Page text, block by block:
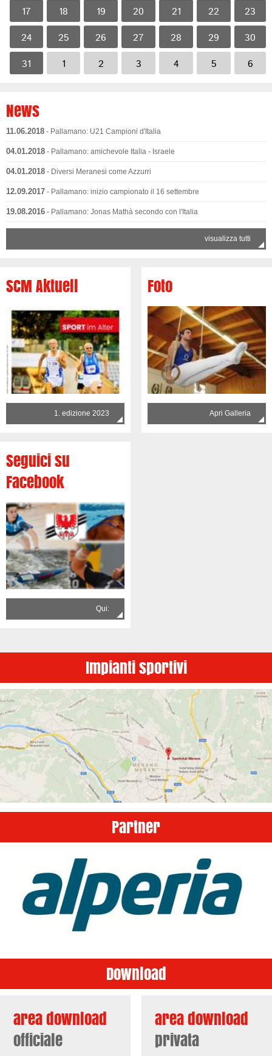
17 18 19 20 21 22 23
24 25 26 27 28 29 30
31 1 2 3 4 5 6
News
11.06.2018 - Pallamano: U21 Campioni d'Italia
04.01.2018 - Pallamano: amichevole Italia - Israele
04.01.2018 - Diversi Meranesi come Azzurri
12.09.2017 - Pallamano: inizio campionato il 16 settembre
19.08.2016 - Pallamano: Jonas Mathà secondo con l'Italia
visualizza tutti
SCM Aktuell
1. edizione 2023
Foto
Apri Galleria
Seguici su
Facebook
Qui:
Impianti sportivi
Partner
Download
area download
officiale
area download
privata